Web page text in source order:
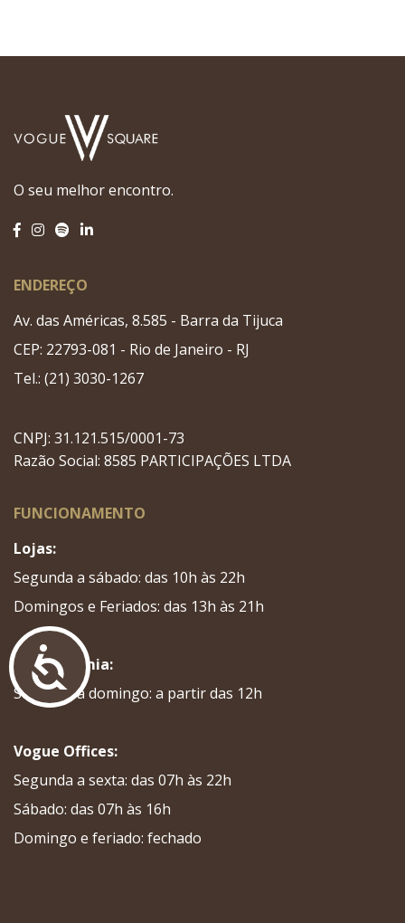
Acessibilidade
O seu melhor encontro.
ENDEREÇO
Av. das Américas, 8.585 - Barra da Tijuca
CEP: 22793-081 - Rio de Janeiro - RJ
Tel.: (21) 3030-1267
CNPJ: 31.121.515/0001-73
Razão Social: 8585 PARTICIPAÇÕES LTDA
FUNCIONAMENTO
Lojas:
Segunda a sábado: das 10h às 22h
Domingos e Feriados: das 13h às 21h
Gastronomia:
Segunda a domingo: a partir das 12h
Vogue Offices:
Segunda a sexta: das 07h às 22h
Sábado: das 07h às 16h
Domingo e feriado: fechado